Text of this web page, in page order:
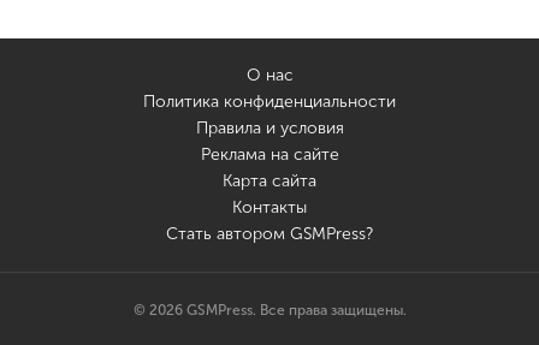
О нас
Политика конфиденциальности
Правила и условия
Реклама на сайте
Карта сайта
Контакты
Стать автором GSMPress?
© 2026 GSMPress. Все права защищены.